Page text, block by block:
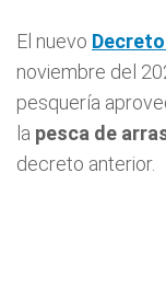
El nuevo
noviembre del
pesquería
la pesca de
decreto anterior.